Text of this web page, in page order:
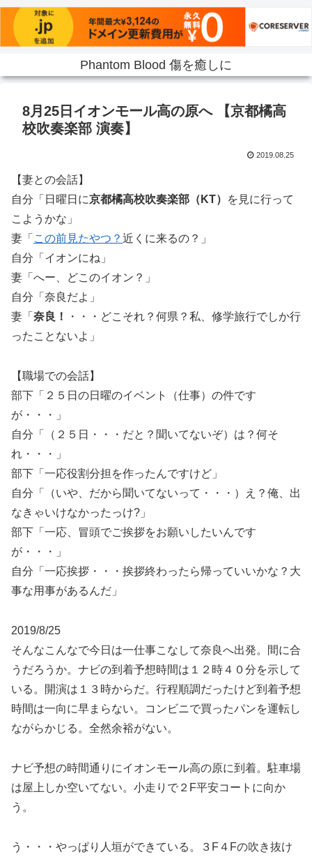
Phantom Blood 傷を癒しに
8月25日イオンモール高の原へ 【京都橘高
校吹奏楽部 演奏】
2019.08.25
【妻との会話】
自分「日曜日に京都橘高校吹奏楽部（KT）
を見に行って
こようかな」
妻「 この前見たやつ？ 近くに来るの？」
自分「イオンにね」
妻「へー、どこのイオン？」
自分「奈良だよ」
妻「 奈良！
・・・どこそれ？何県？私、修学旅行でしか行
ったことないよ」
【職場での会話】
部下「２５日の日曜のイベント（仕事）の件です
が・・・」
自分「（２５日・・・だと？聞いてないぞ）は？何そ
れ・・・」
部下「一応役割分担を作ったんですけど」
自分「（いや、だから聞いてないって・・・）え？俺、出
なきゃいけなかったっけ?」
部下「一応、冒頭でご挨拶をお願いしたいんです
が・・・」
自分「一応挨拶・・・挨拶終わったら帰っていいかな？大
事な用事があるんだ」
2019/8/25
そんなこんなで今日は一仕事こなして奈良へ出発。間に合
うだろうか。ナビの到着予想時間は１２時４０分を示して
いる。開演は１３時からだ。行程順調だったけど到着予想
時間は一向に早まらない。コンビニで買ったパンを運転し
ながらかじる。全然余裕がない。
ナビ予想の時間通りにイオンモール高の原に到着。駐車場
は屋上しか空いてない。小走りで２F平安コートに向か
う。
う・・・やっぱり人垣ができている。３F４Fの吹き抜け